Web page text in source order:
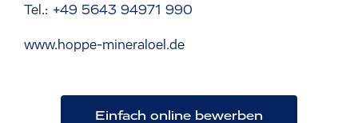
Tel.: +49 5643 94971 990
www.hoppe-mineraloel.de
Einfach online bewerben